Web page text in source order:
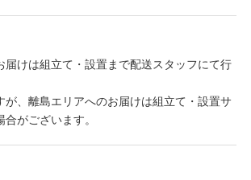
届けは組立て・設置まで配送スタッフにて行
、離島エリアへのお届けは組立て・設置サ
がございます。